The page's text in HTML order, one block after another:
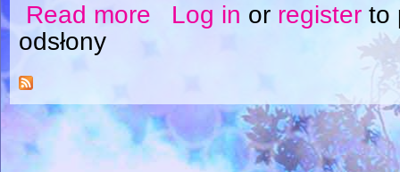
Read more about 2in1
Log in or register to
odsłony